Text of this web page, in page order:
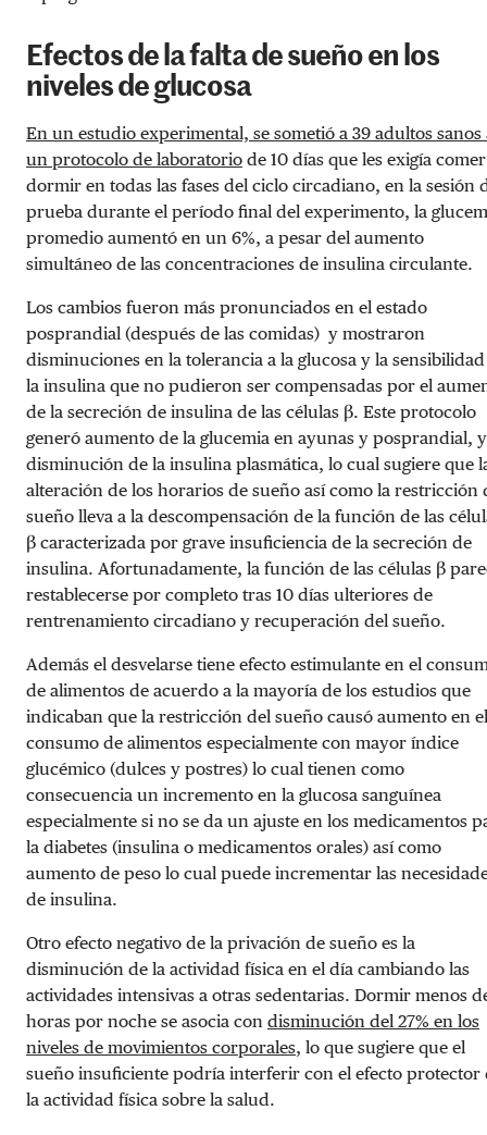
Efectos de la falta de sueño en los
niveles de glucosa
En un estudio experimental, se sometió a 39 adultos sanos
un protocolo de laboratorio de 10 días que les exigía
dormir en todas las fases del ciclo circadiano, en la sesión
prueba durante el período final del experimento, la
promedio aumentó en un 6%, a pesar del aumento
simultáneo de las concentraciones de insulina circulante.
Los cambios fueron más pronunciados en el estado
posprandial (después de las comidas) y mostraron
disminuciones en la tolerancia a la glucosa y la sensibilidad
la insulina que no pudieron ser compensadas por el
de la secreción de insulina de las células β. Este protocolo
generó aumento de la glucemia en ayunas y posprandial, y
disminución de la insulina plasmática, lo cual sugiere que
alteración de los horarios de sueño así como la restricción
sueño lleva a la descompensación de la función de las
β caracterizada por grave insuficiencia de la secreción de
insulina. Afortunadamente, la función de las células β
restablecerse por completo tras 10 días ulteriores de
rentrenamiento circadiano y recuperación del sueño.
Además el desvelarse tiene efecto estimulante en el
de alimentos de acuerdo a la mayoría de los estudios que
indicaban que la restricción del sueño causó aumento en el
consumo de alimentos especialmente con mayor índice
glucémico (dulces y postres) lo cual tienen como
consecuencia un incremento en la glucosa sanguínea
especialmente si no se da un ajuste en los medicamentos
la diabetes (insulina o medicamentos orales) así como
aumento de peso lo cual puede incrementar las
de insulina.
Otro efecto negativo de la privación de sueño es la
disminución de la actividad física en el día cambiando las
actividades intensivas a otras sedentarias. Dormir menos
horas por noche se asocia con disminución del 27% en los
niveles de movimientos corporales, lo que sugiere que el
sueño insuficiente podría interferir con el efecto protector
la actividad física sobre la salud.